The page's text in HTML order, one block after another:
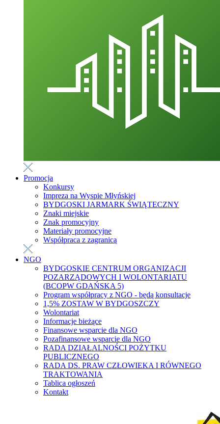
Promocja
Konkursy
Impreza na Wyspie Młyńskiej
BYDGOSKI JARMARK ŚWIĄTECZNY
Znaki miejskie
Znak promocyjny
Materiały promocyjne
Współpraca z zagranicą
NGO
BYDGOSKIE CENTRUM ORGANIZACJI
POZARZĄDOWYCH I WOLONTARIATU
(BCOPW GDAŃSKA 5)
Program współpracy z NGO - będą konsultacje
1,5% ZOSTAW W BYDGOSZCZY
Wolontariat
Informacje bieżące
Finansowe wsparcie dla NGO
Pozafinansowe wsparcie dla NGO
RADA DZIAŁALNOŚCI POŻYTKU
PUBLICZNEGO
RADA DS. PRAW CZŁOWIEKA I RÓWNEGO
TRAKTOWANIA
Tablica ogłoszeń
Kontakt